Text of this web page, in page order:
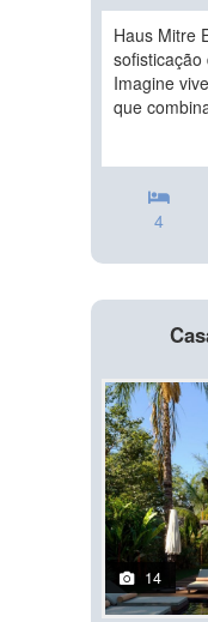
Haus Mitre
sofisticação
Imagine
que
4
14